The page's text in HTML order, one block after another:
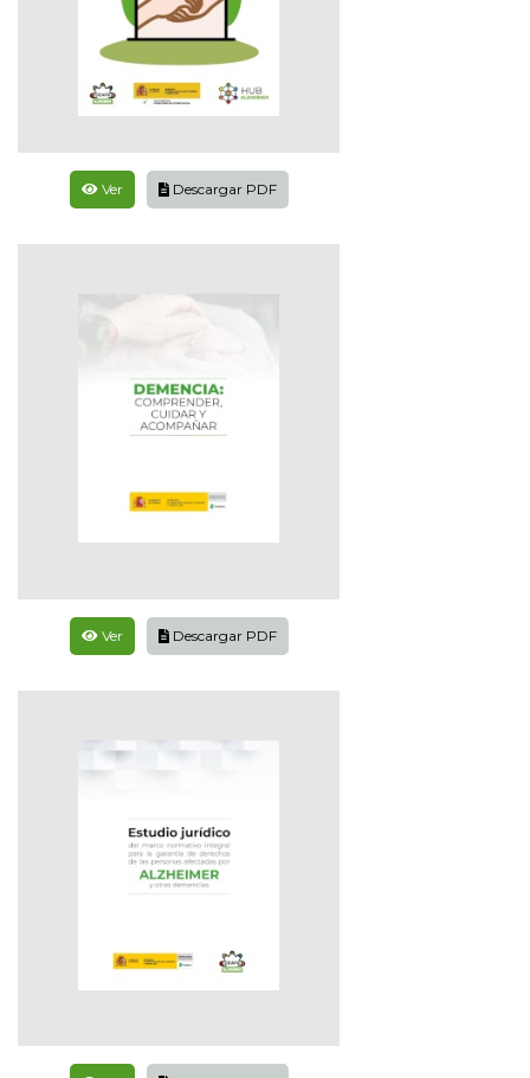
Ver Descargar PDF
Ver Descargar PDF